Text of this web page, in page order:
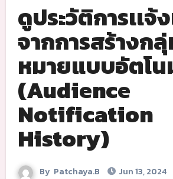
ดูประวัติการเเจ้
จากการสร้างกลุ่
หมายแบบอัตโ
(Audience
Notification
History)
By Patchaya.B Jun 13, 2024